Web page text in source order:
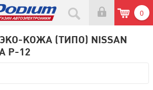
0
КОЖА (ТИПО) NISSAN
P-12